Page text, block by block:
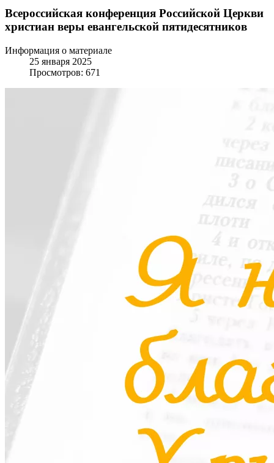
Всероссийская конференция Российской Церкви
христиан веры евангельской пятидесятников
Информация о материале
25 января 2025
Просмотров: 671